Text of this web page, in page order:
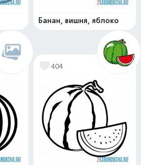
Банан, вишня, яблоко
404